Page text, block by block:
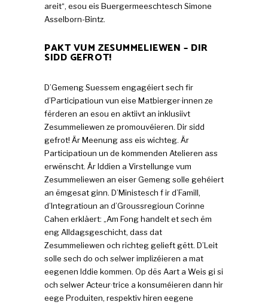
areit“, esou eis Buergermeeschtesch Simone
Asselborn-Bintz.
PAKT VUM ZESUMMELIEWEN – DIR
SIDD GEFROT!
D’Gemeng Suessem engagéiert sech fir
d’Participatioun vun eise Matbierger·innen ze
fërderen an esou en aktiivt an inklusiivt
Zesummeliewen ze promouvéieren. Dir sidd
gefrot! Är Meenung ass eis wichteg. Är
Participatioun un de kommenden Atelieren ass
erwënscht. Är Iddien a Virstellunge vum
Zesummeliewen an eiser Gemeng solle gehéiert
an ëmgesat ginn. D’Ministesch f ir d’Famill,
d’Integratioun an d’Groussregioun Corinne
Cahen erkläert: „Am Fong handelt et sech ëm
eng Alldagsgeschicht, dass dat
Zesummeliewen och richteg gelieft gëtt. D’Leit
solle sech do och selwer implizéieren a mat
eegenen Iddie kommen. Op dës Aart a Weis gi si
och selwer Acteur·trice a konsuméieren dann hir
eege Produiten, respektiv hiren eegene